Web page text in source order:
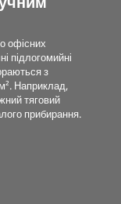
офісних
підлогомийні
з
Наприклад,
тяговий
прибирання.